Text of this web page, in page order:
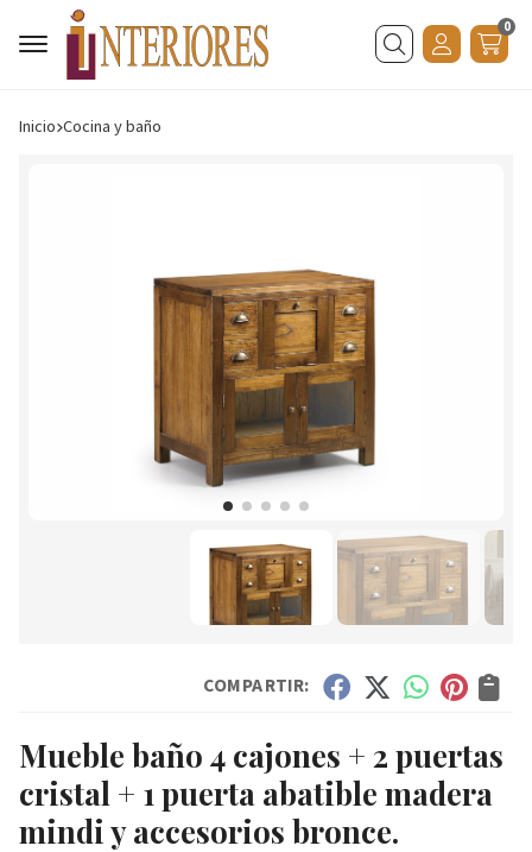
Buscar
0
Inicio cocina y baño
COMPARTIR:
Mueble baño 4 cajones + 2 puertas
cristal + 1 puerta abatible madera
mindi y accesorios bronce.